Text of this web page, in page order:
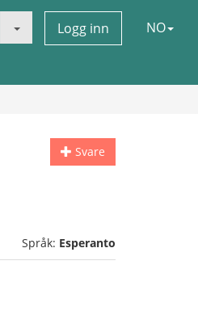
Logg inn NO
Svare
Språk: Esperanto